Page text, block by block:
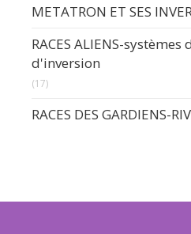
METATRON ET SES
RACES ALIENS-
d'inversion
(17)
RACES DES GARDIENS-